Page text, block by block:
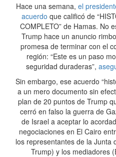
Hace una semana, el
acuerdo que calificó de
COMPLETO” de Hamas. No
Trump hace un anuncio
promesa de terminar con el
región: “Este es un paso
seguridad duraderas”,
Sin embargo, ese acuerdo
a un mero documento sin
plan de 20 puntos de Trump
cerró en falso la guerra de
de Israel a aceptar lo
negociaciones en El Cairo
los representantes de la Junta
Trump) y los mediadores